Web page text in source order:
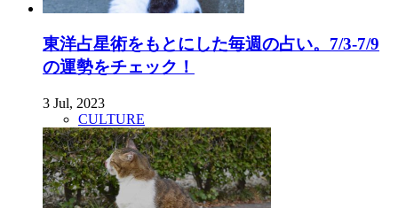
東洋占星術をもとにした毎週の占い。7/3-7/9
の運勢をチェック！
3 Jul, 2023
CULTURE